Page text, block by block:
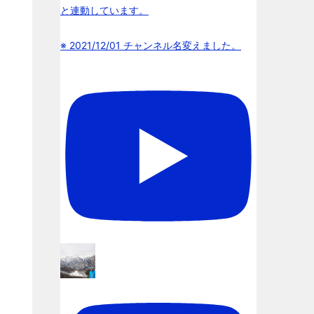
と連動しています。
※ 2021/12/01 チャンネル名変えました。